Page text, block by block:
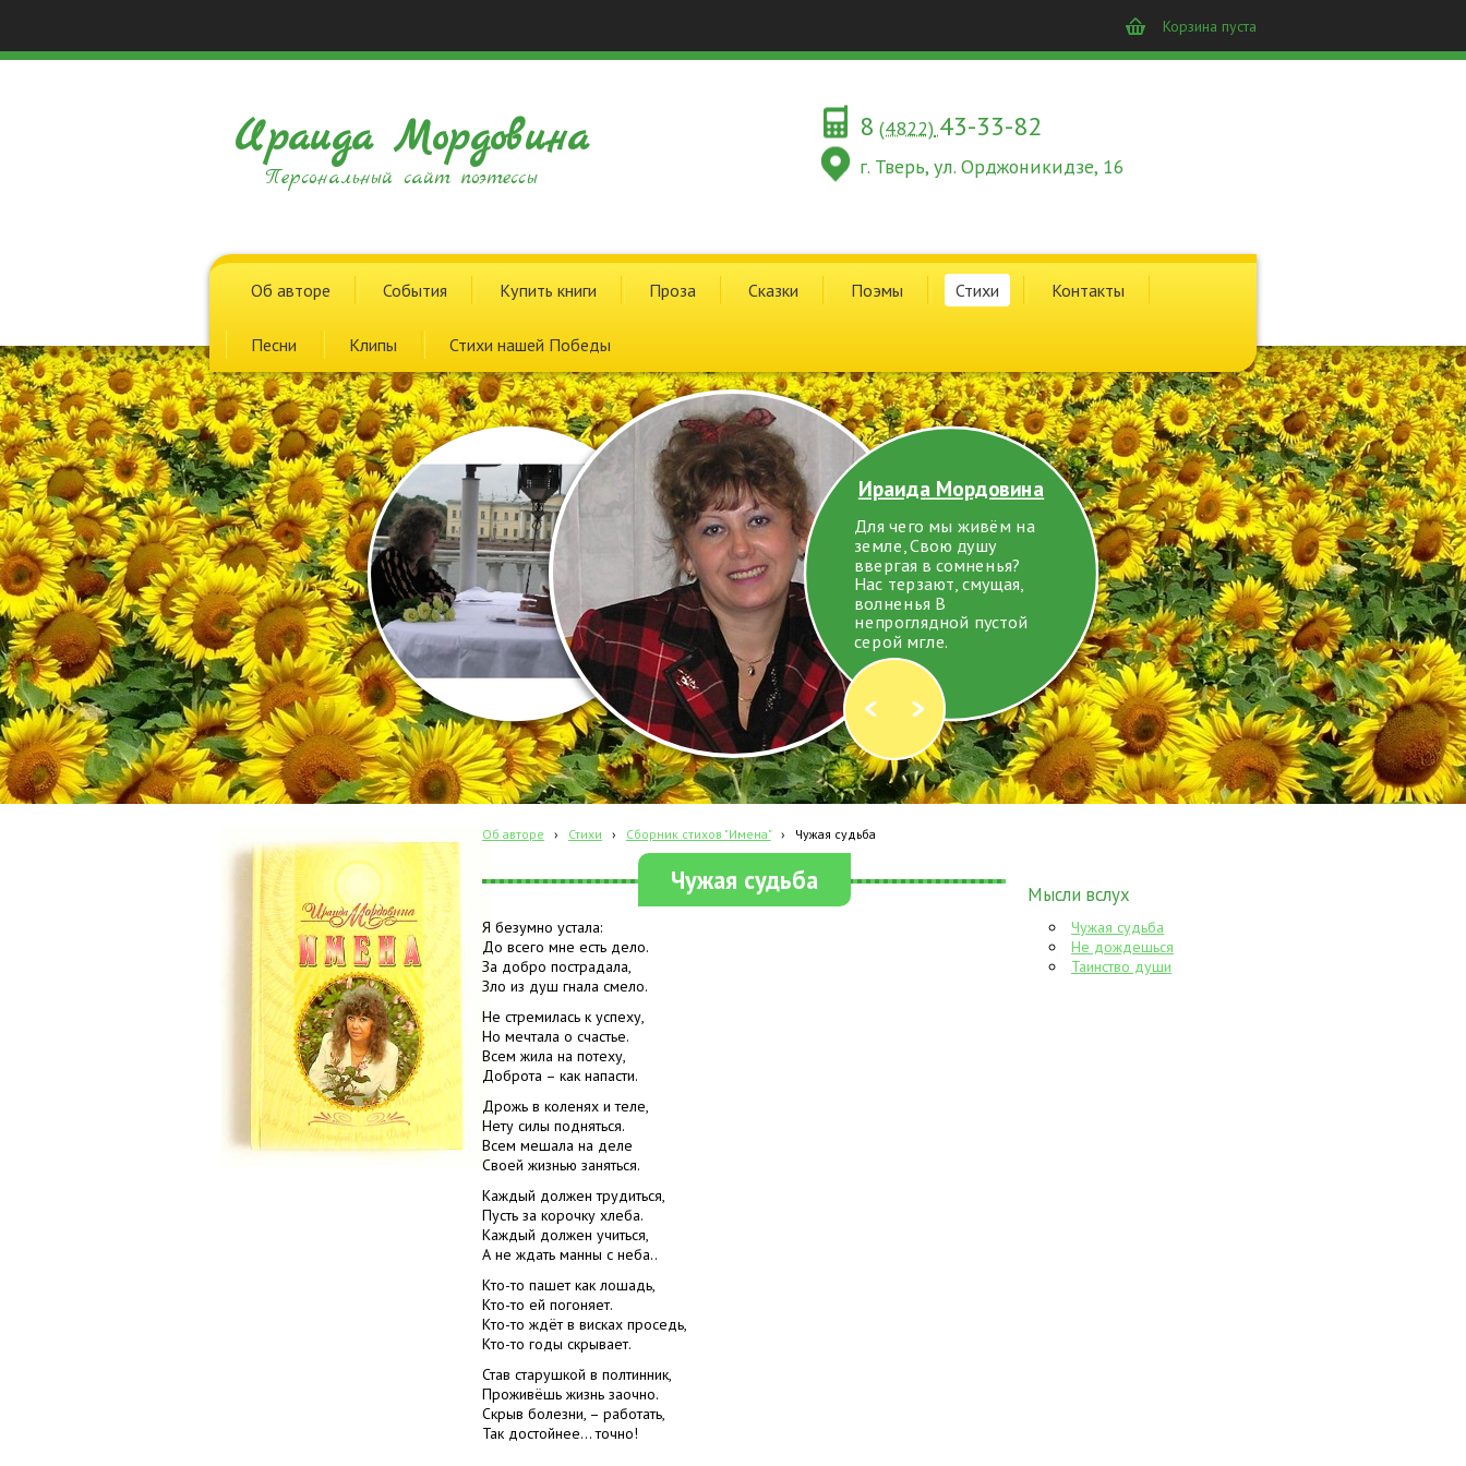
Корзина пуста
Ираида Мордовина
Персональный сайт поэтессы
8 (4822) 43-33-82
г. Тверь, ул. Орджоникидзе, 16
Об авторе События Купить книги Проза Сказки Поэмы Стихи Контакты
Песни Клипы Стихи нашей Победы
Ираида Мордовина
Для чего мы живём на
земле, Свою душу
ввергая в сомненья?
Нас терзают, смущая,
волненья В
непроглядной пустой
серой мгле.
Об авторе › Стихи › Сборник стихов "Имена" › Чужая судьба
Чужая судьба
Я безумно устала:
До всего мне есть дело.
За добро пострадала,
Зло из душ гнала смело.
Не стремилась к успеху,
Но мечтала о счастье.
Всем жила на потеху,
Доброта – как напасти.
Дрожь в коленях и теле,
Нету силы подняться.
Всем мешала на деле
Своей жизнью заняться.
Каждый должен трудиться,
Пусть за корочку хлеба.
Каждый должен учиться,
А не ждать манны с неба..
Кто-то пашет как лошадь,
Кто-то ей погоняет.
Кто-то ждёт в висках проседь,
Кто-то годы скрывает.
Став старушкой в полтинник,
Проживёшь жизнь заочно.
Скрыв болезни, – работать,
Так достойнее... точно!
Мысли вслух
Чужая судьба
Не дождешься
Таинство души